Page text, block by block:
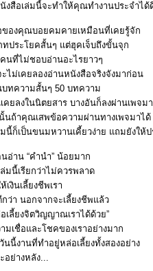
งสือเล่มนี้จะทำให้คุณทำงานประจำได้
ของคุณบอยคมคายเหมือนที่เคยรู้จัก
ทประโยคสั้นๆ แต่ฮุคเจ็บถึงขั้นจุก
นที่ไม่ชอบอ่านอะไรยาวๆ
ไม่เคยลองอ่านหนังสือจริงจังมาก่อน
บทความสั้นๆ 50 บทความ
คยลงในนิตยสาร บางอันก็ลงผ่านเพจม
นถ้าคุณเสพข้อความผ่านทางเพจมาได้
นี้ก็เป็นขนมหวานเคี้ยวง่าย แถมยังใ
อ่าน “คำนำ” น้อยมาก
มนี้เรียกว่าไม่ควรพลาด
เงินเลี้ยงชีพเรา
ว่า นอกจากจะเลี้ยงชีพแล้ว
เลี้ยงจิตวิญญาณเราได้ด้วย”
มเชื่อและโชคของเราอย่างมาก
นนี้งานที่ทำอยู่หล่อเลี้ยงทั้งสองอย่าง
ย่างหลัง...